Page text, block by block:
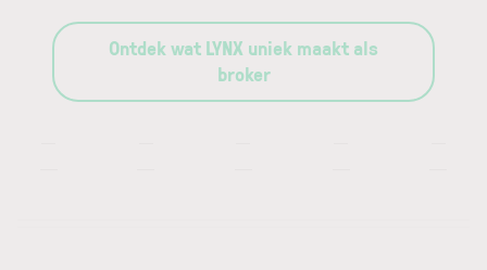
Ontdek wat LYNX uniek maakt als
broker